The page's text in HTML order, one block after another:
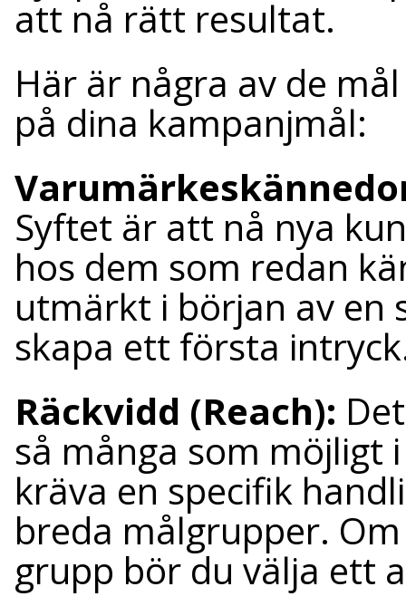
att nå rätt resultat.
Här är några av de
på dina kampanjmål:
Syftet är att nå nya
hos dem som redan
utmärkt i början av en
skapa ett första
Räckvidd (Reach):
så många som
kräva en specifik
breda målgrupper.
grupp bör du välja ett